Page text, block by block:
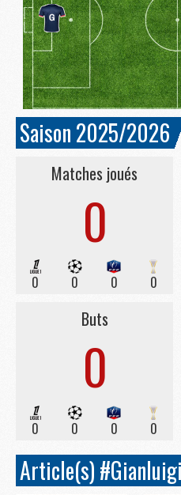
Saison 2025/2026
Matches joués
0
0 0 0 0
Buts
0
0 0 0 0
Article(s)